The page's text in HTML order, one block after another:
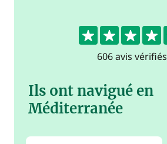
4.6
606 avis vérifiés
Ils ont navigué en
Méditerranée